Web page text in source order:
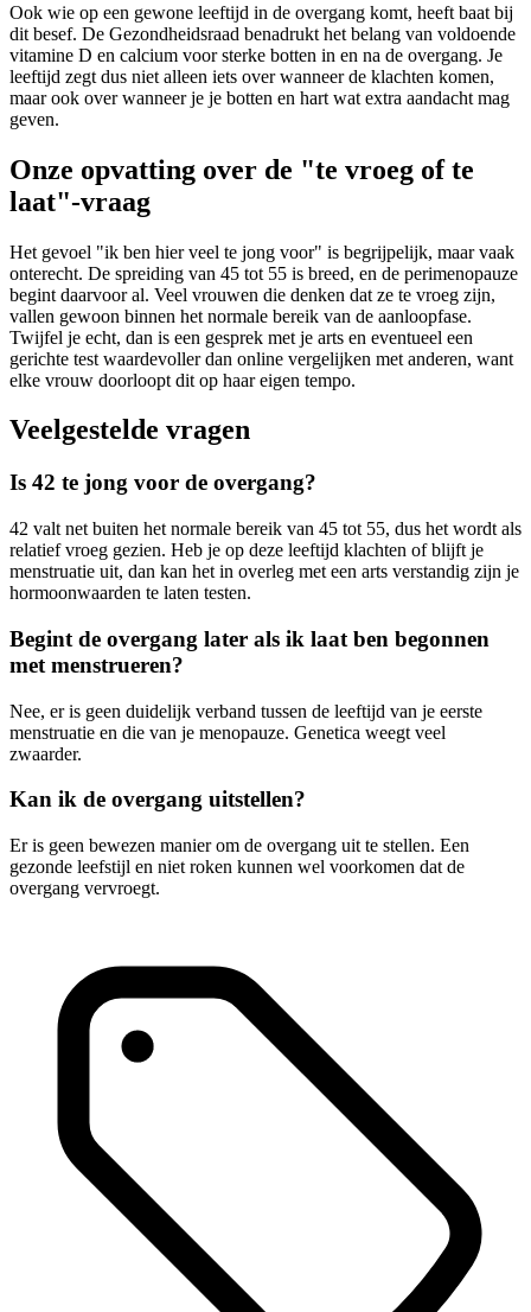
Ook wie op een gewone leeftijd in de overgang komt, heeft baat bij
dit besef. De Gezondheidsraad benadrukt het belang van voldoende
vitamine D en calcium voor sterke botten in en na de overgang. Je
leeftijd zegt dus niet alleen iets over wanneer de klachten komen,
maar ook over wanneer je je botten en hart wat extra aandacht mag
geven.
Onze opvatting over de "te vroeg of te
laat"-vraag
Het gevoel "ik ben hier veel te jong voor" is begrijpelijk, maar vaak
onterecht. De spreiding van 45 tot 55 is breed, en de perimenopauze
begint daarvoor al. Veel vrouwen die denken dat ze te vroeg zijn,
vallen gewoon binnen het normale bereik van de aanloopfase.
Twijfel je echt, dan is een gesprek met je arts en eventueel een
gerichte test waardevoller dan online vergelijken met anderen, want
elke vrouw doorloopt dit op haar eigen tempo.
Veelgestelde vragen
Is 42 te jong voor de overgang?
42 valt net buiten het normale bereik van 45 tot 55, dus het wordt als
relatief vroeg gezien. Heb je op deze leeftijd klachten of blijft je
menstruatie uit, dan kan het in overleg met een arts verstandig zijn je
hormoonwaarden te laten testen.
Begint de overgang later als ik laat ben begonnen
met menstrueren?
Nee, er is geen duidelijk verband tussen de leeftijd van je eerste
menstruatie en die van je menopauze. Genetica weegt veel
zwaarder.
Kan ik de overgang uitstellen?
Er is geen bewezen manier om de overgang uit te stellen. Een
gezonde leefstijl en niet roken kunnen wel voorkomen dat de
overgang vervroegt.